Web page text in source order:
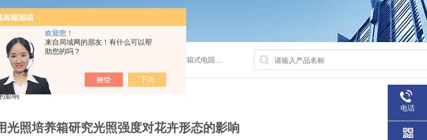
欢迎您！
来自局域网的朋友！有什么可以帮
助您的吗？
箱/高温烘箱等/箱式电阻炉/陶瓷纤维马弗炉/高温马弗炉/管式炉/气氛炉/试验箱/摇床/振荡器/水槽/水浴锅等
影响
光照培养箱研究光照强度对花卉形态的影响
电话